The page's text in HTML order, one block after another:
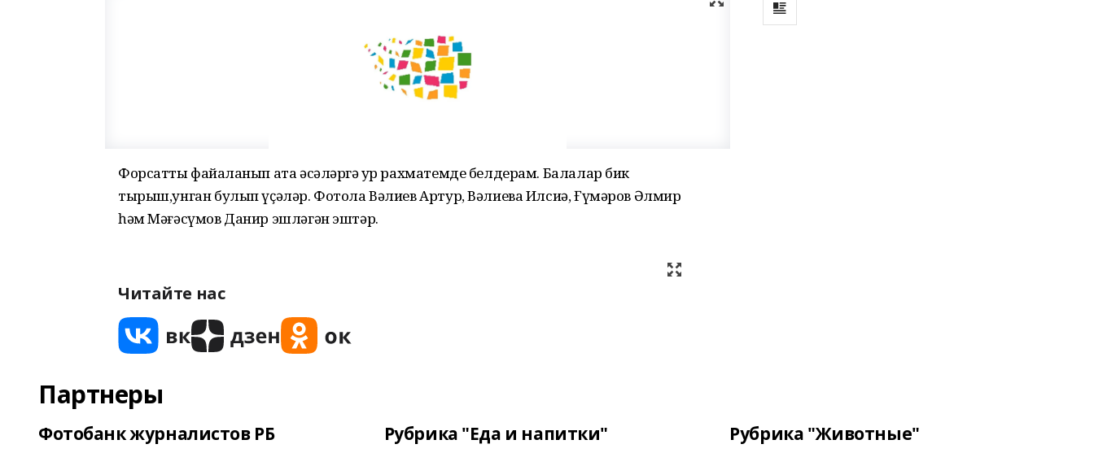
Форсатты файҙаланып ата әсәләргә ҙур рахматемде белдерам. Балалар бик
тырыш,унган булып үҫәләр. Фотола Вәлиев Артур, Вәлиева Илсиә, Ғүмәров Әлмир
һәм Мәғәсүмов Данир эшләгән эштәр.
Читайте нас
Партнеры
Фотобанк журналистов РБ Рубрика "Еда и напитки" Рубрика "Животные"